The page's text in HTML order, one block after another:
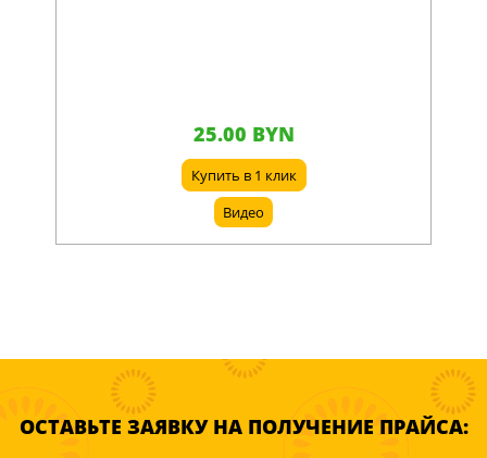
25.00 BYN
Купить в 1 клик
Видео
ОСТАВЬТЕ ЗАЯВКУ НА ПОЛУЧЕНИЕ ПРАЙСА: